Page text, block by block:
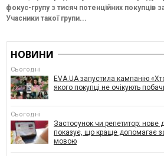
фокус-групу з тисяч потенційних покупців
Учасники такої групи...
НОВИНИ
Сьогодні
EVA.UA запустила кампанію
якого покупці не очікують
Сьогодні
Застосунок чи репетитор: нове
показує, що краще допомагає
мовою